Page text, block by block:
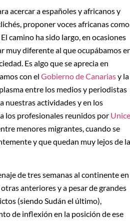
acercar a españoles y africanos y
proponer voces africanas como
camino ha sido largo, en ocasiones
muy diferente al que ocupábamos
Es algo que se aprecia en
con el Gobierno de Canariasy la
entre los medios y periodistas
nuestras actividades y en los
los profesionales reunidos por
menores migrantes, cuando se
y que quedan muy lejos de la
de tres semanas al continente en
anteriores y a pesar de grandes
(siendo Sudán el último),
de inflexión en la posición de ese